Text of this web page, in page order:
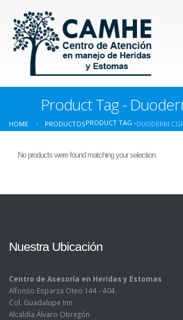
Product Tag -
HOME PRODUCTOSPRODUCT TAG -DUODERM
No products were found matching your selection.
Nuestra Ubicación
Centro de Asesoría en Heridas y Estomas
Alfonso Esparza Oteo 144 - 404
Col. Guadalupe Inn
Alcaldía Álvaro Obregón